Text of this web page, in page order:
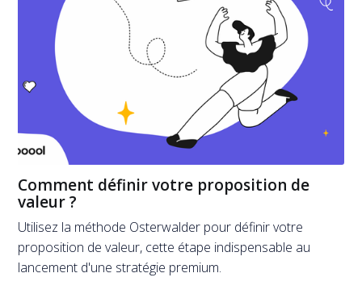
Comment définir votre proposition de
valeur ?
Utilisez la méthode Osterwalder pour définir votre
proposition de valeur, cette étape indispensable au
lancement d'une stratégie premium.